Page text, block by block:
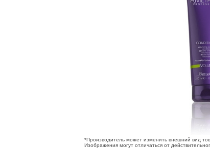
*Производитель может изменить внешний вид
Изображения могут отличаться от